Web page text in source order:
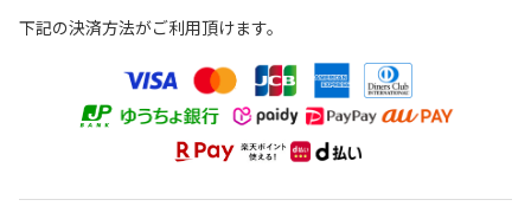
下記の決済方法がご利用頂けます。